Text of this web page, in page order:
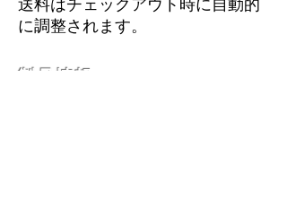
送料はチェックアウト時に自動的
に調整されます。
製品情報